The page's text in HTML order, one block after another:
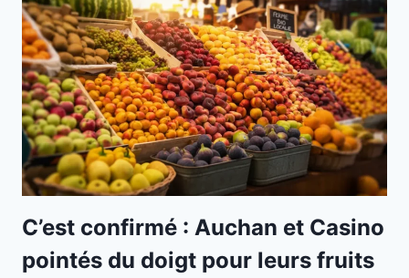
C’est confirmé : Auchan et Casino
pointés du doigt pour leurs fruits